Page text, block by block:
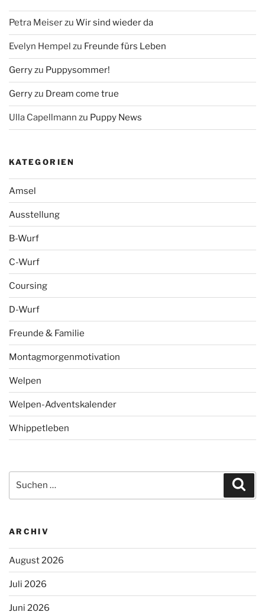
Petra Meiserzu Wir sind wieder da
Evelyn Hempel zu Freunde fürs Leben
Gerryzu Puppysommer!
Gerryzu Dream come true
Ulla Capellmann zu Puppy News
KATEGORIEN
Amsel
Ausstellung
B-Wurf
C-Wurf
Coursing
D-Wurf
Freunde & Familie
Montagmorgenmotivation
Welpen
Welpen-Adventskalender
Whippetleben
nach:
ARCHIV
August 2026
Juli 2026
Juni 2026